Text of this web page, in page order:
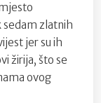
sedam zlatnih
jer su ih
žirija, što se
ovog